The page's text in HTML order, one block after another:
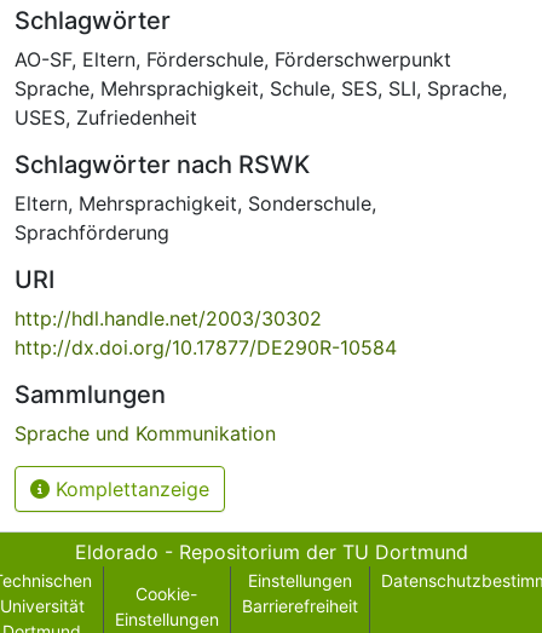
Schlagwörter
AO-SF, Eltern, Förderschule, Förderschwerpunkt
Sprache, Mehrsprachigkeit, Schule, SES, SLI, Sprache,
USES, Zufriedenheit
Schlagwörter nach RSWK
Eltern, Mehrsprachigkeit, Sonderschule,
Sprachförderung
URI
http://hdl.handle.net/2003/30302
http://dx.doi.org/10.17877/DE290R-10584
Sammlungen
Sprache und Kommunikation
Komplettanzeige
Eldorado - Repositorium der TU Dortmund
Universität
Cookie-
Einstellungen
Einstellungen
Barrierefreiheit